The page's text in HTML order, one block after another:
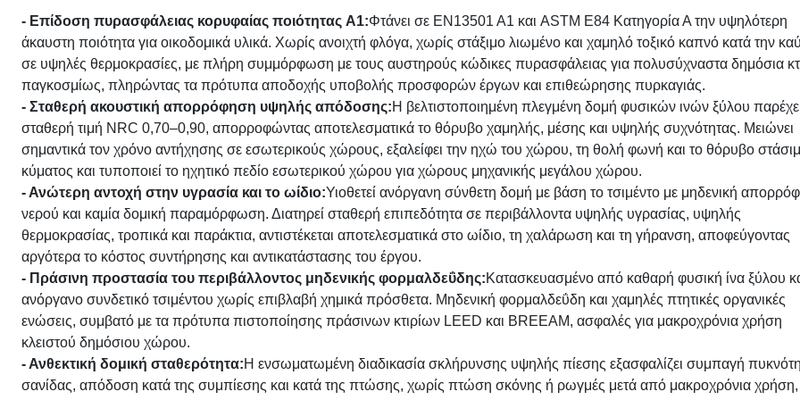
- Επίδοση πυρασφάλειας κορυφαίας ποιότητας A1:Φτάνει σε EN13501 A1 και ASTM E84 Κατηγορία Α την υψηλότερη
άκαυστη ποιότητα για οικοδομικά υλικά. Χωρίς ανοιχτή φλόγα, χωρίς στάξιμο λιωμένο και χαμηλό τοξικό καπνό κατά την
σε υψηλές θερμοκρασίες, με πλήρη συμμόρφωση με τους αυστηρούς κώδικες πυρασφάλειας για πολυσύχναστα δημόσια
παγκοσμίως, πληρώντας τα πρότυπα αποδοχής υποβολής προσφορών έργων και επιθεώρησης πυρκαγιάς.
- Σταθερή ακουστική απορρόφηση υψηλής απόδοσης:Η βελτιστοποιημένη πλεγμένη δομή φυσικών ινών ξύλου
σταθερή τιμή NRC 0,70–0,90, απορροφώντας αποτελεσματικά το θόρυβο χαμηλής, μέσης και υψηλής συχνότητας. Μειώνει
σημαντικά τον χρόνο αντήχησης σε εσωτερικούς χώρους, εξαλείφει την ηχώ του χώρου, τη θολή φωνή και το θόρυβο
κύματος και τυποποιεί το ηχητικό πεδίο εσωτερικού χώρου για χώρους μηχανικής μεγάλου χώρου.
- Ανώτερη αντοχή στην υγρασία και το ωίδιο:Υιοθετεί ανόργανη σύνθετη δομή με βάση το τσιμέντο με μηδενική
νερού και καμία δομική παραμόρφωση. Διατηρεί σταθερή επιπεδότητα σε περιβάλλοντα υψηλής υγρασίας, υψηλής
θερμοκρασίας, τροπικά και παράκτια, αντιστέκεται αποτελεσματικά στο ωίδιο, τη χαλάρωση και τη γήρανση, αποφεύγοντας
αργότερα το κόστος συντήρησης και αντικατάστασης του έργου.
- Πράσινη προστασία του περιβάλλοντος μηδενικής φορμαλδεΰδης:Κατασκευασμένο από καθαρή φυσική ίνα ξύλου
ανόργανο συνδετικό τσιμέντου χωρίς επιβλαβή χημικά πρόσθετα. Μηδενική φορμαλδεΰδη και χαμηλές πτητικές οργανικές
ενώσεις, συμβατό με τα πρότυπα πιστοποίησης πράσινων κτιρίων LEED και BREEAM, ασφαλές για μακροχρόνια χρήση
κλειστού δημόσιου χώρου.
- Ανθεκτική δομική σταθερότητα:Η ενσωματωμένη διαδικασία σκλήρυνσης υψηλής πίεσης εξασφαλίζει συμπαγή
σανίδας, απόδοση κατά της συμπίεσης και κατά της πτώσης, χωρίς πτώση σκόνης ή ρωγμές μετά από μακροχρόνια χρήση,